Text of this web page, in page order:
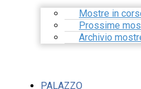
Mostre in
Prossime
Archivio
PALAZZO